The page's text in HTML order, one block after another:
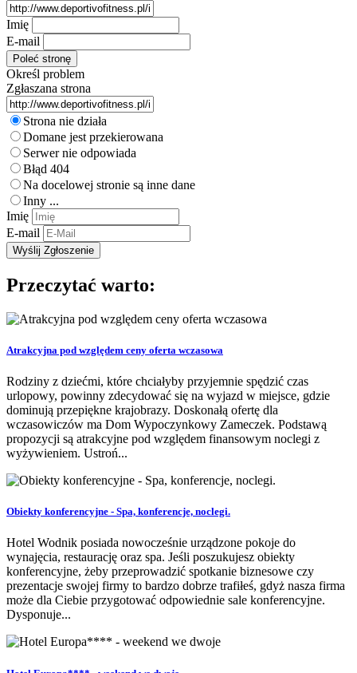
Imię
E-mail
Określ problem
Zgłaszana strona
Strona nie działa
Domane jest przekierowana
Serwer nie odpowiada
Błąd 404
Na docelowej stronie są inne dane
Inny ...
Imię
E-mail
Przeczytać warto:
Atrakcyjna pod względem ceny oferta wczasowa
Rodziny z dziećmi, które chciałyby przyjemnie spędzić czas
urlopowy, powinny zdecydować się na wyjazd w miejsce, gdzie
dominują przepiękne krajobrazy. Doskonałą ofertę dla
wczasowiczów ma Dom Wypoczynkowy Zameczek. Podstawą
propozycji są atrakcyjne pod względem finansowym noclegi z
wyżywieniem. Ustroń...
Obiekty konferencyjne - Spa, konferencje, noclegi.
Hotel Wodnik posiada nowocześnie urządzone pokoje do
wynajęcia, restaurację oraz spa. Jeśli poszukujesz obiekty
konferencyjne, żeby przeprowadzić spotkanie biznesowe czy
prezentacje swojej firmy to bardzo dobrze trafiłeś, gdyż nasza firma
może dla Ciebie przygotować odpowiednie sale konferencyjne.
Dysponuje...